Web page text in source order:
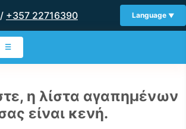
/ +357 22716390 Language
☰
η λίστα αγαπημένων
είναι κενή.